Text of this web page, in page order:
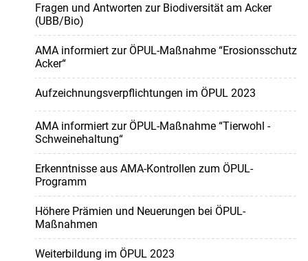
Fragen und Antworten zur Biodiversität am Acker
(UBB/Bio)
AMA informiert zur ÖPUL-Maßnahme “Erosionsschutz
Acker“
Aufzeichnungsverpflichtungen im ÖPUL 2023
AMA informiert zur ÖPUL-Maßnahme “Tierwohl -
Schweinehaltung“
Erkenntnisse aus AMA-Kontrollen zum ÖPUL-
Programm
Höhere Prämien und Neuerungen bei ÖPUL-
Maßnahmen
Weiterbildung im ÖPUL 2023